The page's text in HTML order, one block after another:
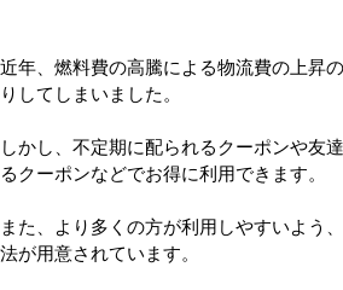
近年、燃料費の高騰による物流費の上昇
りしてしまいました。
しかし、不定期に配られるクーポンや友
るクーポンなどでお得に利用できます。
また、より多くの方が利用しやすいよう
法が用意されています。